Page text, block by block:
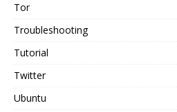
Tor
Troubleshooting
Tutorial
Twitter
Ubuntu